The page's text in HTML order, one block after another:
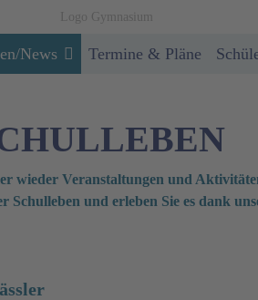
News Termine & Pläne
wieder Veranstaltungen und
Schulleben und erleben Sie es dank